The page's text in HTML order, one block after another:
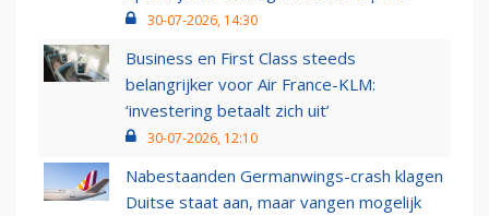
30-07-2026, 14:30
Business en First Class steeds
belangrijker voor Air France-KLM:
‘investering betaalt zich uit’
30-07-2026, 12:10
Nabestaanden Germanwings-crash klagen
Duitse staat aan, maar vangen mogelijk